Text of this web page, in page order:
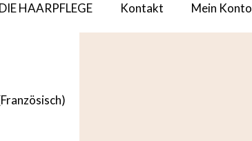
HAARPFLEGE Kontakt Mein Konto
Französisch)